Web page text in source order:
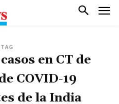
TAG
en CT de
COVID-19
de la India